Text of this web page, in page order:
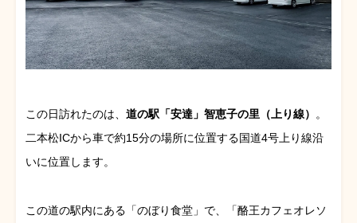
この日訪れたのは、 道の駅「安達」智恵子の里（上り線）
。
二本松ICから車で約15分の場所に位置する国道4号上り線沿
いに位置します。
この道の駅内にある「のぼり食堂」で、「酪王カフェオレソ